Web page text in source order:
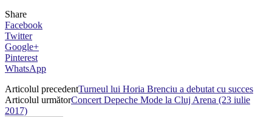
Share
Facebook
Twitter
Google+
Pinterest
WhatsApp
Articolul precedentTurneul lui Horia Brenciu a debutat cu succes
Articolul următorConcert Depeche Mode la Cluj Arena (23 iulie
2017)